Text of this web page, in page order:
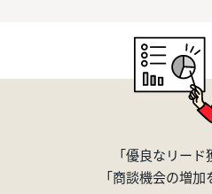
「優良なリード
「商談機会の増加